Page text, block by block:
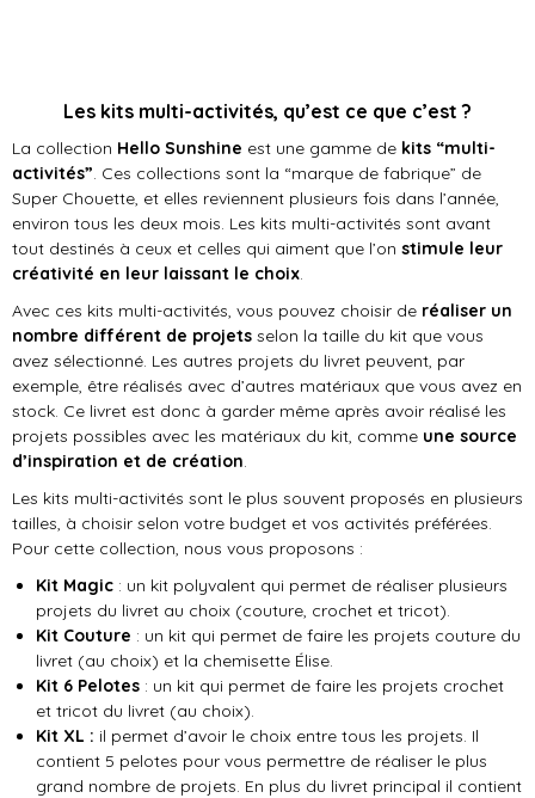
Les kits multi-activités, qu’est ce que c’est ?
La collection Hello Sunshine est une gamme de kits “multi-
activités” . Ces collections sont la “marque de fabrique” de
Super Chouette, et elles reviennent plusieurs fois dans l’année,
environ tous les deux mois. Les kits multi-activités sont avant
tout destinés à ceux et celles qui aiment que l’on stimule leur
créativité en leur laissant le choix
Avec ces kits multi-activités, vous pouvez choisir de réaliser un
nombre différent de projets selon la taille du kit que vous
avez sélectionné. Les autres projets du livret peuvent, par
exemple, être réalisés avec d’autres matériaux que vous avez en
stock. Ce livret est donc à garder même après avoir réalisé les
projets possibles avec les matériaux du kit, comme une source
d’inspiration et de création
Les kits multi-activités sont le plus souvent proposés en plusieurs
tailles, à choisir selon votre budget et vos activités préférées.
Pour cette collection, nous vous proposons :
Kit Magic : un kit polyvalent qui permet de réaliser plusieurs
projets du livret au choix (couture, crochet et tricot).
Kit Couture : un kit qui permet de faire les projets couture du
livret (au choix) et la chemisette Élise.
Kit 6 Pelotes : un kit qui permet de faire les projets crochet
et tricot du livret (au choix).
Kit XL : il permet d’avoir le choix entre tous les projets. Il
contient 5 pelotes pour vous permettre de réaliser le plus
grand nombre de projets. En plus du livret principal il contient